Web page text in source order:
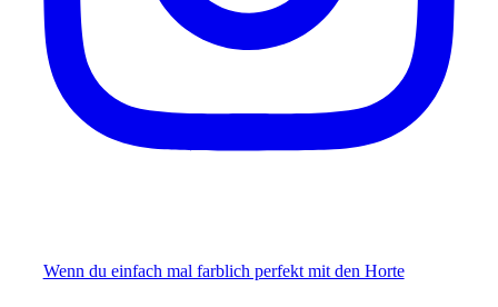
Wenn du einfach mal farblich perfekt mit den Horte